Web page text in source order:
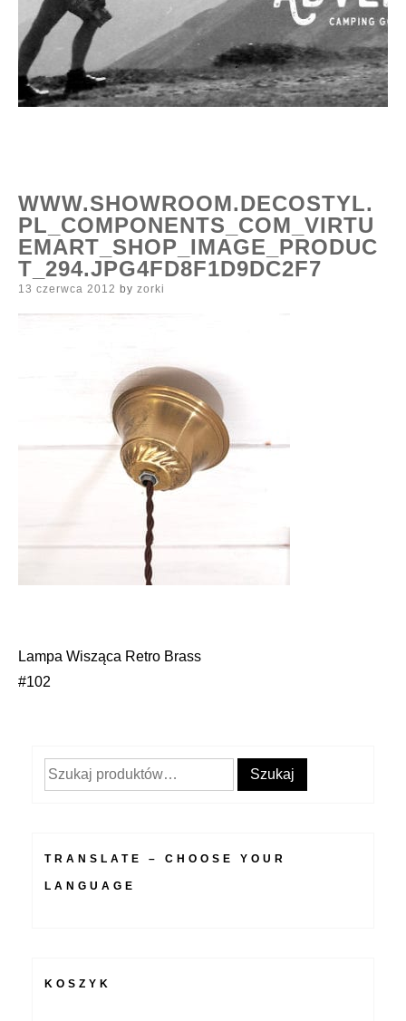
WWW.SHOWROOM.DECOSTYL.
PL_COMPONENTS_COM_VIRTU
EMART_SHOP_IMAGE_PRODUC
T_294.JPG4FD8F1D9DC2F7
Posted
13 czerwca 2012 by zorki
Nawigacja
Lampa Wisząca Retro Brass
#102
Szukaj: Szukaj
TRANSLATE – CHOOSE YOUR
LANGUAGE
KOSZYK